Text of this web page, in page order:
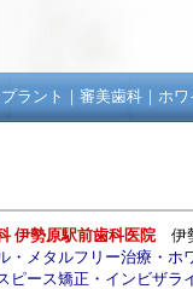
ラント ｜ 審美歯科｜ ホワ
伊勢原駅前歯科医院 伊
・ メタルフリー治療・ ホ
ピース矯正 ・ インビザラ